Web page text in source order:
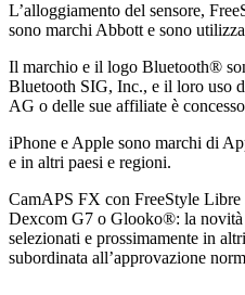
L’alloggiamento del sensore,
sono marchi Abbott e sono
Il marchio e il logo Bluetooth®
Bluetooth SIG, Inc., e il loro uso
AG o delle sue affiliate è
iPhone e Apple sono marchi di
e in altri paesi e regioni.
CamAPS FX con FreeStyle
Dexcom G7 o Glooko®: la novità
selezionati e prossimamente in
subordinata all’approvazione